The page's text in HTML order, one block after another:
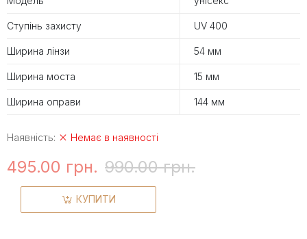
Ступінь захисту UV 400
Ширина лінзи 54 мм
Ширина моста 15 мм
Ширина оправи 144 мм
Наявність: Немає в наявності
495.00 грн. 990.00 грн.
КУПИТИ